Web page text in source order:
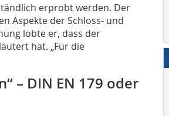
erprobt werden. Der
Aspekte der Schloss- und
lobte er, dass der
hat. „Für die
– DIN EN 179 oder